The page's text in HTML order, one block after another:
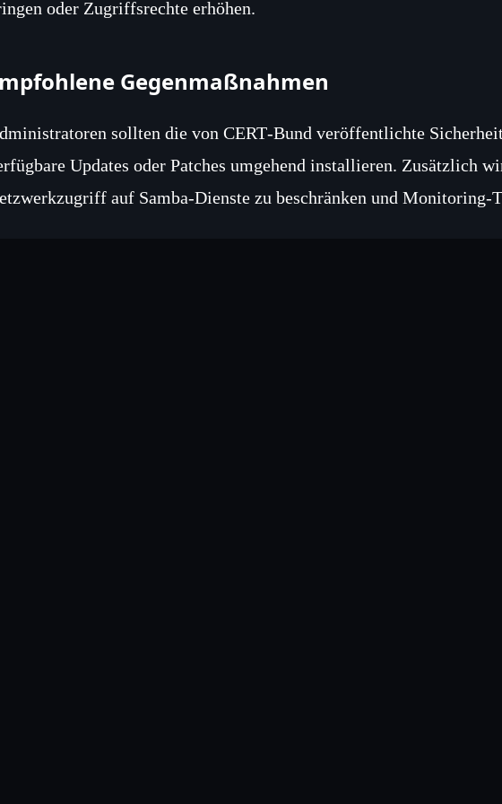
oder Zugriffsrechte erhöhen.
Gegenmaßnahmen
sollten die von CERT‑Bund veröffentlichte
Updates oder Patches umgehend installieren. Zusätzlich
auf Samba‑Dienste zu beschränken und